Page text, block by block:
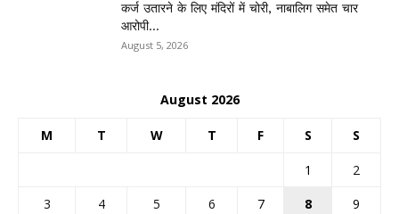
कर्ज उतारने के लिए मंदिरों में चोरी, नाबालिग समेत चार
आरोपी...
August 5, 2026
August 2026
M T W T F S S
1
2
3
4 5 6 7 8
9